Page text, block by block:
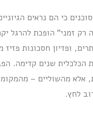
כי הם נראים
זמני” הופכת להרגל
ופדיון חסכונות
הכלכלית שנים קדימה.
אלא מהשוליים –
לחץ.